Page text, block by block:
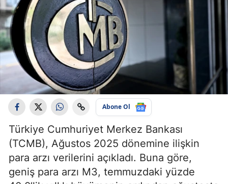
Abone Ol
Türkiye Cumhuriyet Merkez Bankası
(TCMB), Ağustos 2025 dönemine ilişkin
para arzı verilerini açıkladı. Buna göre,
geniş para arzı M3, temmuzdaki yüzde